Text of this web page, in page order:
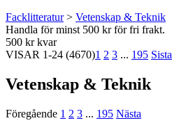
Facklitteratur> Vetenskap & Teknik
Handla för minst 500 kr för fri frakt.
500 kr kvar
VISAR 1-24 (4670)1 2 3 ... 195 Sista
Vetenskap & Teknik
Föregående 1 2 3 ... 195 Nästa